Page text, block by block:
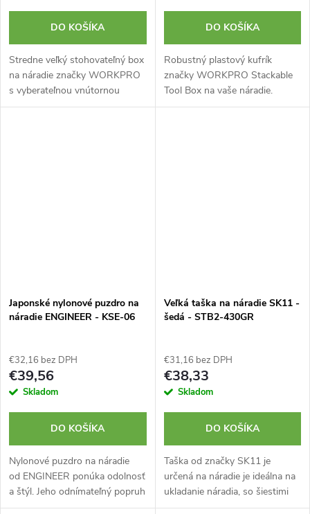
DO KOŠÍKA
Stredne veľký stohovateľný box
na náradie značky WORKPRO
s vyberateľnou vnútornou
priehradkou. Uzatvárateľné
DO KOŠÍKA
Robustný plastový kufrík
značky WORKPRO Stackable
Tool Box na vaše náradie.
Ideálny pre ľahký prenos a
Japonské nylonové puzdro na
náradie ENGINEER - KSE-06
€32,16 bez DPH
€39,56
Skladom
DO KOŠÍKA
Nylonové puzdro na náradie
od ENGINEER ponúka odolnosť
a štýl. Jeho odnímateľný popruh
a systém gumových pásikov
Veľká taška na náradie SK11 -
šedá - STB2-430GR
€31,16 bez DPH
€38,33
Skladom
DO KOŠÍKA
Taška od značky SK11 je
určená na náradie je ideálna na
ukladanie náradia, so šiestimi
vreckami a bočným držadlom.